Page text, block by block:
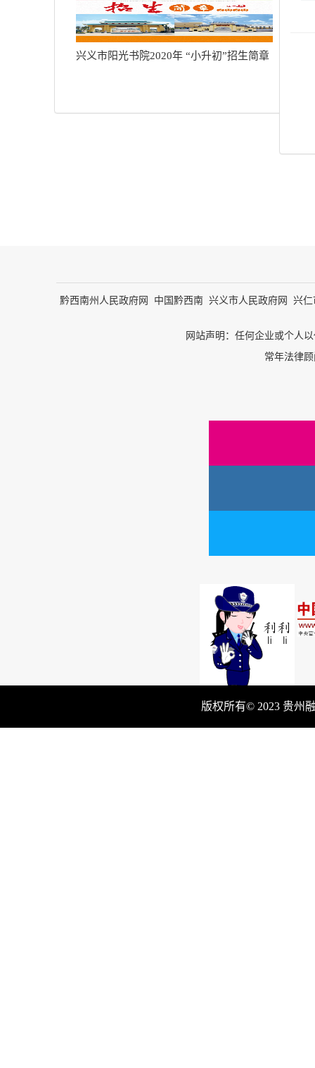
兴义市阳光书院2020年 “小升初”招生简章
黔西南州人民政府网 中国黔西南 兴义市人民政府网 兴仁
网站声明：任何企业或个人
常年法律
版权所有© 2023 贵州